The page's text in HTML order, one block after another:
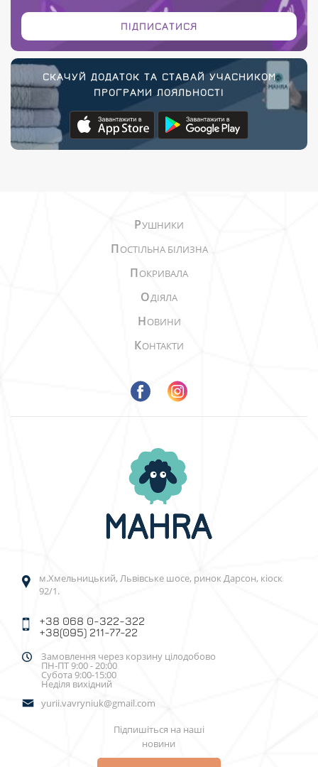
ПІДПИСАТИСЯ
СКАЧУЙ ДОДАТОК ТА СТАВАЙ УЧАСНИКОМ
ПРОГРАМИ ЛОЯЛЬНОСТІ
РУШНИКИ
ПОСТІЛЬНА БІЛИЗНА
ПОКРИВАЛА
ОДІЯЛА
НОВИНИ
КОНТАКТИ
м.Хмельницький, Львівське шосе, ринок Дарсон, кіоск
92/1.
+38 068 0-322-322
+38(095) 211-77-22
Замовлення через корзину цілодобово
ПН-ПТ 9:00 - 20:00
Субота 9:00-15:00
Неділя вихідний
yurii.vavryniuk@gmail.com
Підпишіться на наші
новини